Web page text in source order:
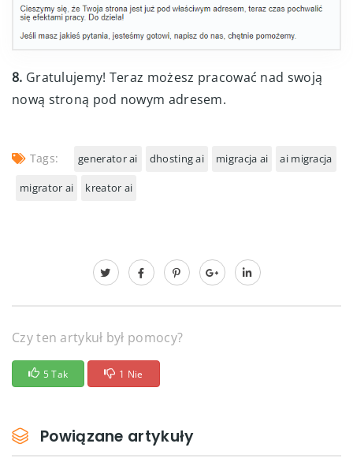
8. Gratulujemy! Teraz możesz pracować nad swoją
nową stroną pod nowym adresem.
Tags: generator ai dhosting ai migracja ai ai migracja
migrator ai kreator ai
Czy ten artykuł był pomocy?
5 Tak 1 Nie
Powiązane artykuły